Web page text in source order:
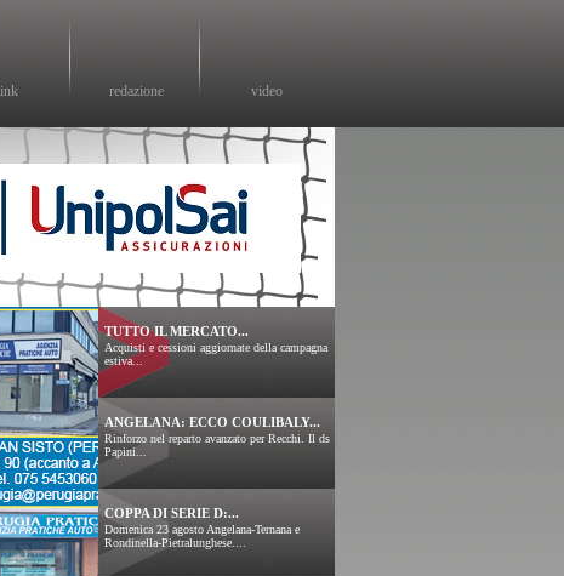
redazione video
TUTTO IL MERCATO...
Acquisti e cessioni aggiornate della campagna
estiva...
ANGELANA: ECCO COULIBALY...
Rinforzo nel reparto avanzato per Recchi. Il ds
Papini...
COPPA DI SERIE D:...
Domenica 23 agosto Angelana-Ternana e
Rondinella-Pietralunghese....